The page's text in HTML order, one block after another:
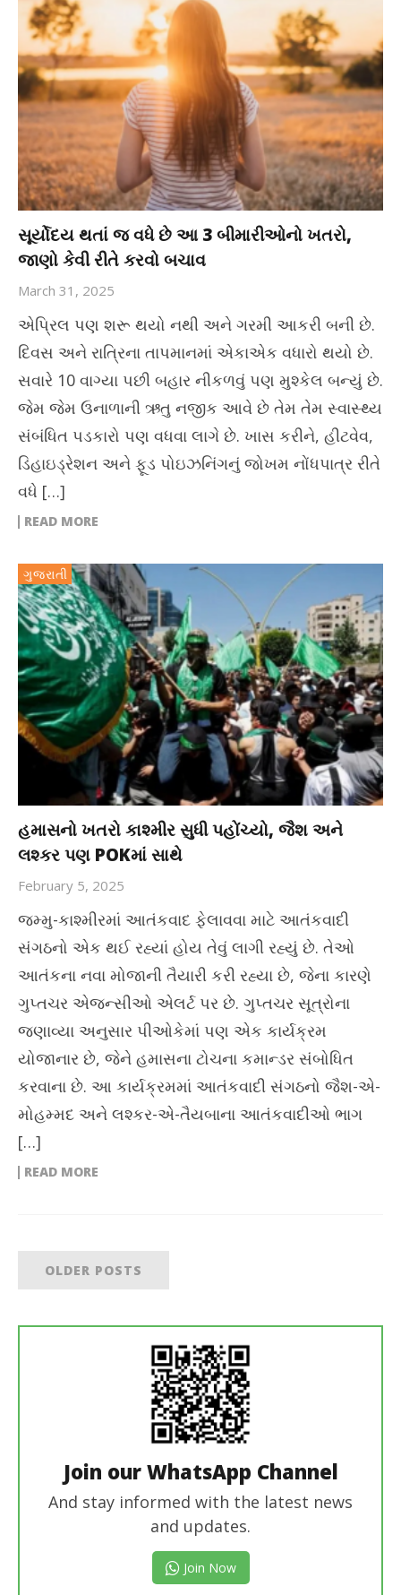
સૂર્યોદય થતાં જ વધે છે આ 3 બીમારીઓનો ખતરો,
જાણો કેવી રીતે કરવો બચાવ
March 31, 2025
એપ્રિલ પણ શરૂ થયો નથી અને ગરમી આકરી બની છે.
દિવસ અને રાત્રિના તાપમાનમાં એકાએક વધારો થયો છે.
સવારે 10 વાગ્યા પછી બહાર નીકળવું પણ મુશ્કેલ બન્યું છે.
જેમ જેમ ઉનાળાની ઋતુ નજીક આવે છે તેમ તેમ સ્વાસ્થ્ય
સંબંધિત પડકારો પણ વધવા લાગે છે. ખાસ કરીને, હીટવેવ,
ડિહાઇડ્રેશન અને ફૂડ પોઇઝનિંગનું જોખમ નોંધપાત્ર રીતે
વધે […]
READ MORE
ગુજરાતી
હમાસનો ખતરો કાશ્મીર સુધી પહોંચ્યો, જૈશ અને
લશ્કર પણ POKમાં સાથે
February 5, 2025
જમ્મુ-કાશ્મીરમાં આતંકવાદ ફેલાવવા માટે આતંકવાદી
સંગઠનો એક થઈ રહ્યાં હોય તેવું લાગી રહ્યું છે. તેઓ
આતંકના નવા મોજાની તૈયારી કરી રહ્યા છે, જેના કારણે
ગુપ્તચર એજન્સીઓ એલર્ટ પર છે. ગુપ્તચર સૂત્રોના
જણાવ્યા અનુસાર પીઓકેમાં પણ એક કાર્યક્રમ
યોજાનાર છે, જેને હમાસના ટોચના કમાન્ડર સંબોધિત
કરવાના છે. આ કાર્યક્રમમાં આતંકવાદી સંગઠનો જૈશ-એ-
મોહમ્મદ અને લશ્કર-એ-તૈયબાના આતંકવાદીઓ ભાગ
[…]
READ MORE
OLDER POSTS
Join our WhatsApp Channel
And stay informed with the latest news
and updates.
Join Now